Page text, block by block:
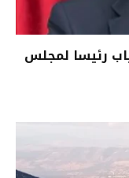
رئيسا لمجلس